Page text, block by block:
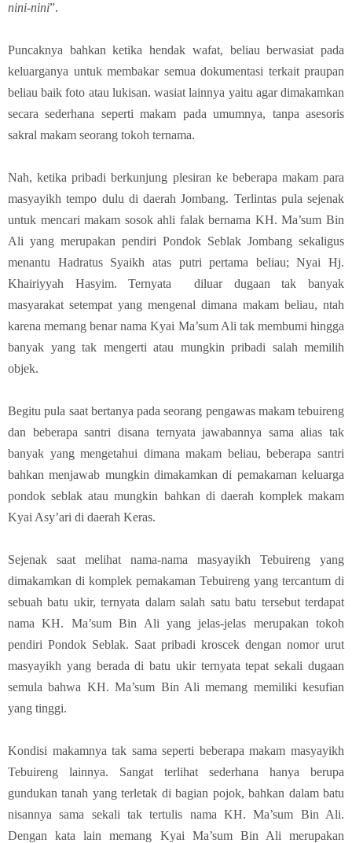
nini-nini”.
Puncaknya bahkan ketika hendak wafat, beliau berwasiat pada
keluarganya untuk membakar semua dokumentasi terkait praupan
beliau baik foto atau lukisan. wasiat lainnya yaitu agar dimakamkan
secara sederhana seperti makam pada umumnya, tanpa asesoris
sakral makam seorang tokoh ternama.
Nah, ketika pribadi berkunjung plesiran ke beberapa makam para
masyayikh tempo dulu di daerah Jombang. Terlintas pula sejenak
untuk mencari makam sosok ahli falak bernama KH. Ma’sum Bin
Ali yang merupakan pendiri Pondok Seblak Jombang sekaligus
menantu Hadratus Syaikh atas putri pertama beliau; Nyai Hj.
Khairiyyah Hasyim. Ternyata diluar dugaan tak banyak
masyarakat setempat yang mengenal dimana makam beliau, ntah
karena memang benar nama Kyai Ma’sum Ali tak membumi hingga
banyak yang tak mengerti atau mungkin pribadi salah memilih
objek.
Begitu pula saat bertanya pada seorang pengawas makam tebuireng
dan beberapa santri disana ternyata jawabannya sama alias tak
banyak yang mengetahui dimana makam beliau, beberapa santri
bahkan menjawab mungkin dimakamkan di pemakaman keluarga
pondok seblak atau mungkin bahkan di daerah komplek makam
Kyai Asy’ari di daerah Keras.
Sejenak saat melihat nama-nama masyayikh Tebuireng yang
dimakamkan di komplek pemakaman Tebuireng yang tercantum di
sebuah batu ukir, ternyata dalam salah satu batu tersebut terdapat
nama KH. Ma’sum Bin Ali yang jelas-jelas merupakan tokoh
pendiri Pondok Seblak. Saat pribadi kroscek dengan nomor urut
masyayikh yang berada di batu ukir ternyata tepat sekali dugaan
semula bahwa KH. Ma’sum Bin Ali memang memiliki kesufian
yang tinggi.
Kondisi makamnya tak sama seperti beberapa makam masyayikh
Tebuireng lainnya. Sangat terlihat sederhana hanya berupa
gundukan tanah yang terletak di bagian pojok, bahkan dalam batu
nisannya sama sekali tak tertulis nama KH. Ma’sum Bin Ali.
Dengan kata lain memang Kyai Ma’sum Bin Ali merupakan